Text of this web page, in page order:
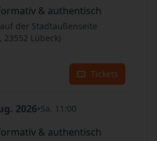
& authentisch
der Stadtaußenseite
Lübeck)
Tickets
2026•Sa. 11:00
& authentisch